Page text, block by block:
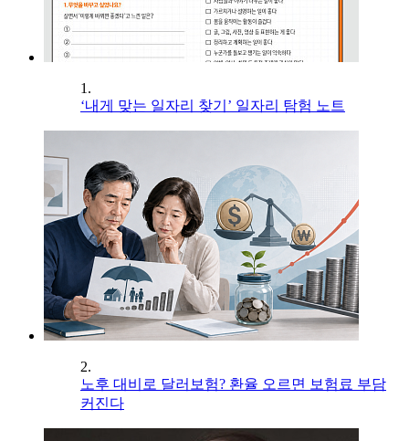
1.
‘내게 맞는 일자리 찾기’ 일자리 탐험 노트
2.
노후 대비로 달러보험? 환율 오르면 보험료 부담
커진다